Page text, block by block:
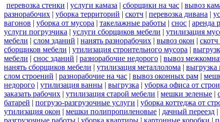
перевозка стенки | услуги камаза | сборщики на час | вывоз
разнорабочих | уборка территорий | скотч | перевозка дивана |
вагонов | уборка от мусора | такелажные работы | снос | аренда
услуги погрузчика | услуги сборщиков мебели | утилизация
мебели | слом зданий | нанять разнорабочих | вывоз окон |
сборщиков мебели | утилизация строительного мусора |
мебели | снос зданий | разнорабочие недорого | вывоз
нанять сборщиков мебели | утилизация металлолома | выгрузка
слом строений | разнорабочие на час | вывоз оконных рам |
недорого | утилизация ванны | выгрузка | уборка офиса от
заказать рабочих | утилизация старой мебели | мешки зеленые |
батарей | погрузо-разгрузочные услуги | уборка коттеджа от
утилизация окон | мешки полипропиленовые | дачный переезд |
разгрузочные работы | уборка квартиры | картонные коробки |